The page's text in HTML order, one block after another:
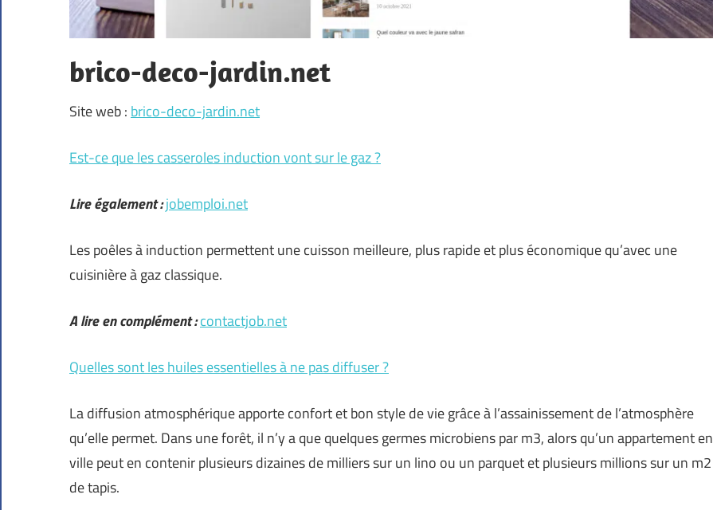
brico-deco-jardin.net
Site web :brico-deco-jardin.net
Est-ce que les casseroles induction vont sur le gaz ?
Lire également :jobemploi.net
Les poêles à induction permettent une cuisson meilleure, plus rapide et plus économique qu’avec une
cuisinière à gaz classique.
A lire en complément :contactjob.net
Quelles sont les huiles essentielles à ne pas diffuser ?
La diffusion atmosphérique apporte confort et bon style de vie grâce à l’assainissement de l’atmosphère
qu’elle permet. Dans une forêt, il n’y a que quelques germes microbiens par m3, alors qu’un appartement en
ville peut en contenir plusieurs dizaines de milliers sur un lino ou un parquet et plusieurs millions sur un m2
de tapis.